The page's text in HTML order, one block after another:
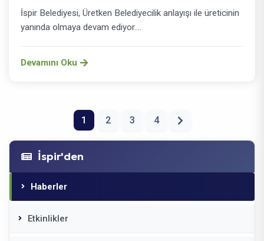
İspir'den
Haberler
Etkinlikler
İspir Belediyesi, Üretken Belediyecilik anlayışı ile üreticinin
yanında olmaya devam ediyor....
Devamını Oku
1 2 3 4